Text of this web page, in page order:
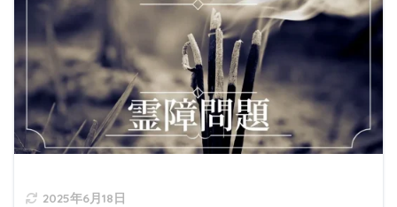
2025年6月18日